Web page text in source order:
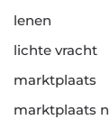
lenen
lichte vracht
marktplaats
marktplaats